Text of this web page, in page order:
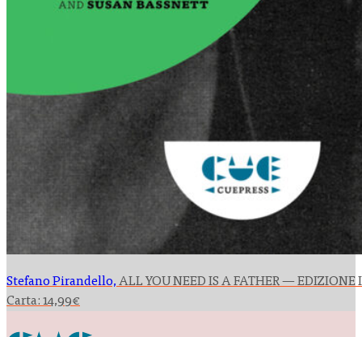
Stefano Pirandello,ALL YOU NEED IS A FATHER — EDIZIONE
Carta: 14,99€